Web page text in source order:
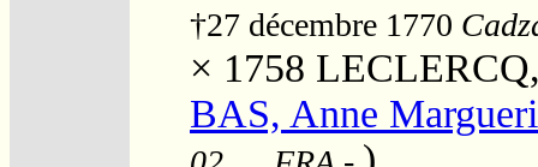
†27 décembre 1770
× 1758
BAS, Anne